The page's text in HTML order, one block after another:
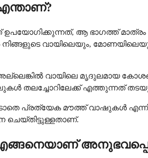
ആ ഭാഗത്ത്
വായിലെയും,
വായിലെ മൃദുലമായ
തലച്ചോറിലേക്ക് എത്തുന്നത്
മൗത്ത് വാഷുകൾ
ചെയ്തിട്ടുള്ളതാണ്.